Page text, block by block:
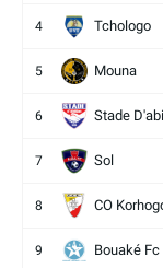
4 Tchologo
5 Mouna
6 Stade
7 Sol
8 CO
9 Bouaké Fc